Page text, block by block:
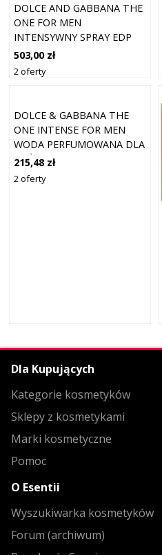
DOLCE AND GABBANA THE
ONE FOR MEN
INTENSYWNY SPRAY EDP
100ML
503,00 zł
2 oferty
DOLCE & GABBANA THE
ONE INTENSE FOR MEN
WODA PERFUMOWANA DLA
MĘŻCZYZN 100 ML
215,48 zł
2 oferty
Dla Kupujących
Kategorie kosmetyków
Sklepy z kosmetykami
Marki kosmetyczne
Pomoc
O Esentii
Wyszukiwarka kosmetyków
Forum (archiwum)